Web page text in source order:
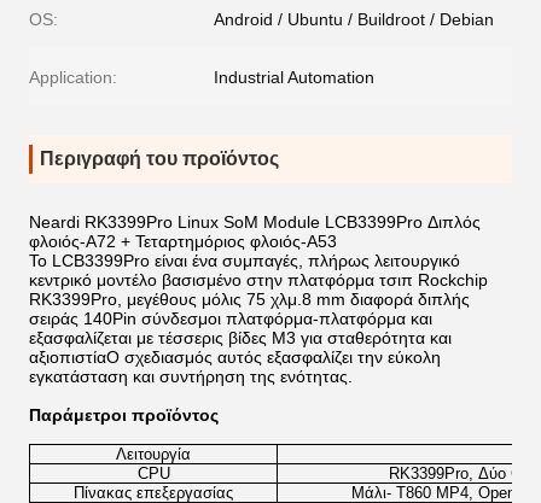
OS: Android / Ubuntu / Buildroot / Debian
Application: Industrial Automation
Περιγραφή του προϊόντος
Neardi RK3399Pro Linux SoM Module LCB3399Pro Διπλός
φλοιός-A72 + Τεταρτημόριος φλοιός-A53
Το LCB3399Pro είναι ένα συμπαγές, πλήρως λειτουργικό
κεντρικό μοντέλο βασισμένο στην πλατφόρμα τσιπ Rockchip
RK3399Pro, μεγέθους μόλις 75 χλμ.8 mm διαφορά διπλής
σειράς 140Pin σύνδεσμοι πλατφόρμα-πλατφόρμα και
εξασφαλίζεται με τέσσερις βίδες M3 για σταθερότητα και
αξιοπιστίαΟ σχεδιασμός αυτός εξασφαλίζει την εύκολη
εγκατάσταση και συντήρηση της ενότητας.
Παράμετροι προϊόντος
Λειτουργία
CPU
RK3399Pro, Δύο
Πίνακας επεξεργασίας
Μάλι- T860 MP4,